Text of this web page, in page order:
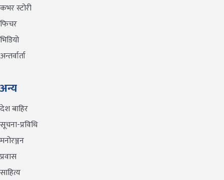
कभर स्टोरी
फिचर
भिडियो
अन्तर्वार्ता
अन्य
देश बाहिर
सूचना-प्रविधि
मनोरञ्जन
प्रवास
साहित्य